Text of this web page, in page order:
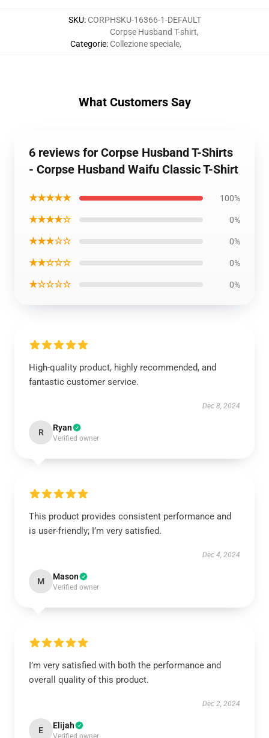
SKU: CORPHSKU-16366-1-DEFAULT
Categorie:
Corpse Husband T-shirt,
Collezione speciale,
What Customers Say
6 reviews for Corpse Husband T-Shirts
- Corpse Husband Waifu Classic T-Shirt
★★★★★ 100%
★★★★☆ 0%
★★★☆☆ 0%
★★☆☆☆ 0%
★☆☆☆☆ 0%
High-quality product, highly recommended, and
fantastic customer service.
Dec 8, 2024
R Ryan
Verified owner
This product provides consistent performance and
is user-friendly; I’m very satisfied.
Dec 4, 2024
M Mason
Verified owner
I’m very satisfied with both the performance and
overall quality of this product.
Dec 2, 2024
E Elijah
Verified owner